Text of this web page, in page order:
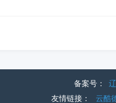
备案号：
友情链接：
云酷